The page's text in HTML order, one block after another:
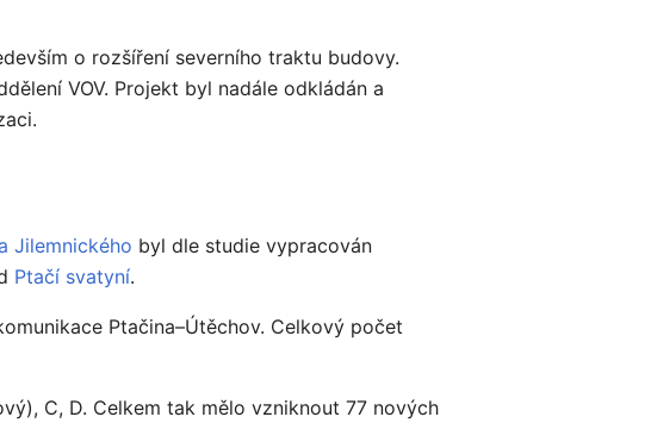
o rozšíření severního traktu budovy.
VOV. Projekt byl nadále odkládán a
Jilemnického byl dle studie vypracován
Ptačí svatyní.
Ptačina–Útěchov. Celkový počet
C, D. Celkem tak mělo vzniknout 77 nových